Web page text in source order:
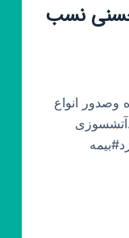
نسب
وصدور انواع